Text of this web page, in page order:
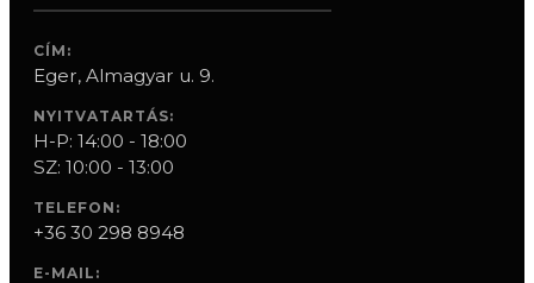
CÍM:
Eger, Almagyar u. 9.
NYITVATARTÁS:
H-P: 14:00 - 18:00
SZ: 10:00 - 13:00
TELEFON:
+36 30 298 8948
E-MAIL: